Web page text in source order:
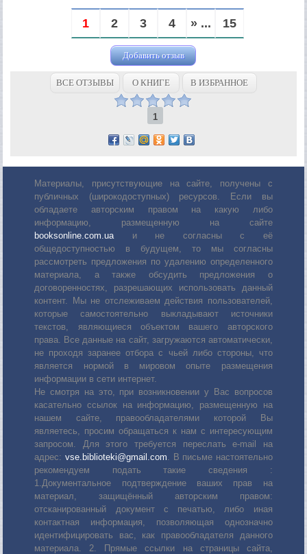
1 2 3 4 » ... 15
Добавить отзыв
ВСЕ ОТЗЫВЫ О КНИГЕ В ИЗБРАННОЕ
1
Материалы, присутствующие на сайте, получены с
публичных (широкодоступных) ресурсов. Если вы
обладаете авторским правом на какую либо
информацию, размещенную на сайте
booksonline.com.uaи не согласны с её
общедоступностью в будущем, то мы согласны
рассмотреть предложения по удалению определенного
материала, а также обсудить предложения о
договоренностях, разрешающих использовать данный
контент. Мы не отслеживаем действия пользователей,
которые самостоятельно выкладывают источники
текстов, являющиеся объектом вашего авторского
права. Все данные на сайт, загружаются автоматически,
не проходя заранее отбора с чьей либо стороны, что
является нормой в мировом опыте размещения
информации в сети интернет.
Не смотря на это, при возникновении у Вас вопросов
касательно ссылок на информацию, размещенную на
нашем сайте, правообладателями которой Вы
являетесь, просим обращаться к нам с интересующим
запросом. Для этого требуется переслать е-mail на
адрес: vse.biblioteki@gmail.com. В письме настоятельно
рекомендуем подать такие сведения :
1.Документальное подтверждение ваших прав на
материал, защищённый авторским правом:
отсканированный документ с печатью, либо иная
контактная информация, позволяющая однозначно
идентифицировать вас, как правообладателя данного
материала. 2. Прямые ссылки на страницы сайта,